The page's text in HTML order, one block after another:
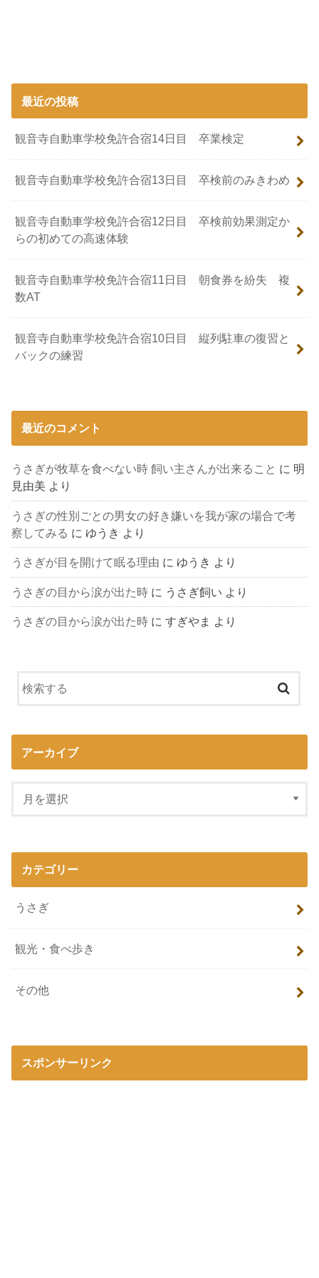
最近の投稿
観音寺自動車学校免許合宿14日目 卒業検定
観音寺自動車学校免許合宿13日目 卒検前のみきわめ
観音寺自動車学校免許合宿12日目 卒検前効果測定か
らの初めての高速体験
観音寺自動車学校免許合宿11日目 朝食券を紛失 複
数AT
観音寺自動車学校免許合宿10日目 縦列駐車の復習と
バックの練習
最近のコメント
うさぎが牧草を食べない時 飼い主さんが出来ること に 明
見由美 より
うさぎの性別ごとの男女の好き嫌いを我が家の場合で考
察してみる に ゆうき より
うさぎが目を開けて眠る理由 に ゆうき より
うさぎの目から涙が出た時 に うさぎ飼い より
うさぎの目から涙が出た時 にすぎやま より
アーカイブ
カテゴリー
うさぎ
観光・食べ歩き
その他
スポンサーリンク